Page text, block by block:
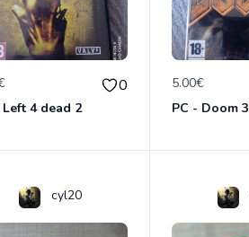
0
Left 4 dead 2
5.00€
PC - Doom 3
cyl20